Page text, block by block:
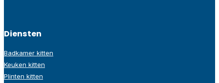
Diensten
Badkamer kitten
Keuken kitten
Plinten kitten